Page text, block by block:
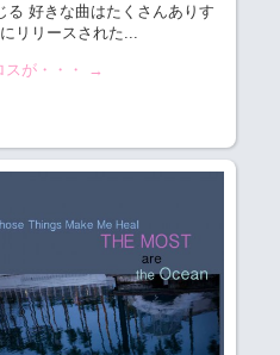
好きな曲はたくさんありす
リリースされた...
が・・・ →